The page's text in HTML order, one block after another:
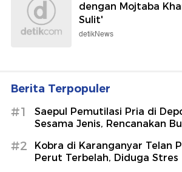
dengan Mojtaba
Sulit'
detikNews
Berita Terpopuler
#1
Saepul Pemutilasi Pria di
Sesama Jenis, Rencanakan
#2
Kobra di Karanganyar Telan
Perut Terbelah, Diduga Stres